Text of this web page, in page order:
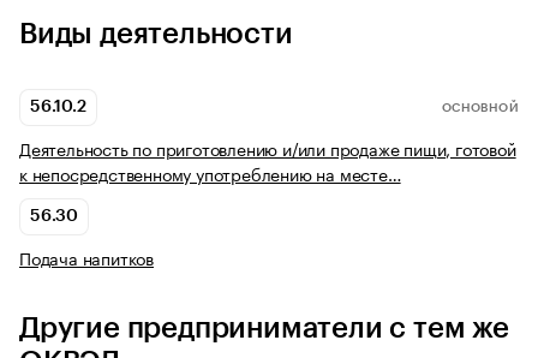
Виды деятельности
56.10.2 ОСНОВНОЙ
Деятельность по приготовлению и/или продаже пищи, готовой
к непосредственному употреблению на месте…
56.30
Подача напитков
Другие предприниматели с тем же